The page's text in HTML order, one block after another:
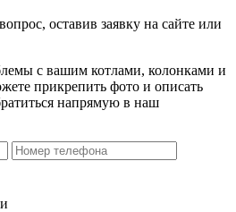
оставив заявку на сайте или
с вашим котлами, колонками и
прикрепить фото и описать
напрямую в наш